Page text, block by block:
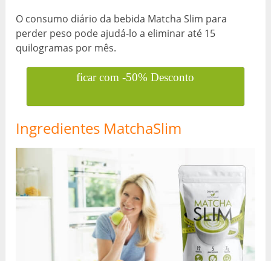
O consumo diário da bebida Matcha Slim para
perder peso pode ajudá-lo a eliminar até 15
quilogramas por mês.
ficar com -50% Desconto
Ingredientes MatchaSlim